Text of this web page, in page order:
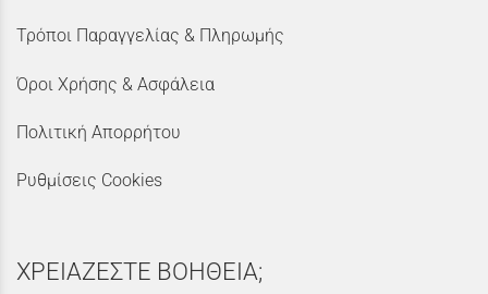
Τρόποι Παραγγελίας & Πληρωμής
Όροι Χρήσης & Ασφάλεια
Πολιτική Απορρήτου
Ρυθμίσεις Cookies
ΧΡΕΙΑΖΕΣΤΕ ΒΟΗΘΕΙΑ;